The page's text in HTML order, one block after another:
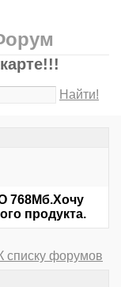
Найти!
768Мб.Хочу
продукта.
К списку форумов